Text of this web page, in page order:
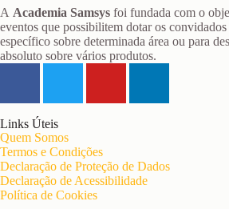
A Academia Samsys foi fundada com o
eventos que possibilitem dotar os
específico sobre determinada área ou para
absoluto sobre vários produtos.
Links Úteis
Quem Somos
Termos e Condições
Declaração de Proteção de Dados
Declaração de Acessibilidade
Política de Cookies